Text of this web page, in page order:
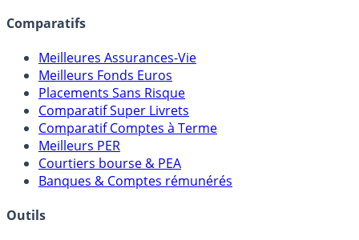
Comparatifs
Meilleures Assurances-Vie
Meilleurs Fonds Euros
Placements Sans Risque
Comparatif Super Livrets
Comparatif Comptes à Terme
Meilleurs PER
Courtiers bourse & PEA
Banques & Comptes rémunérés
Outils